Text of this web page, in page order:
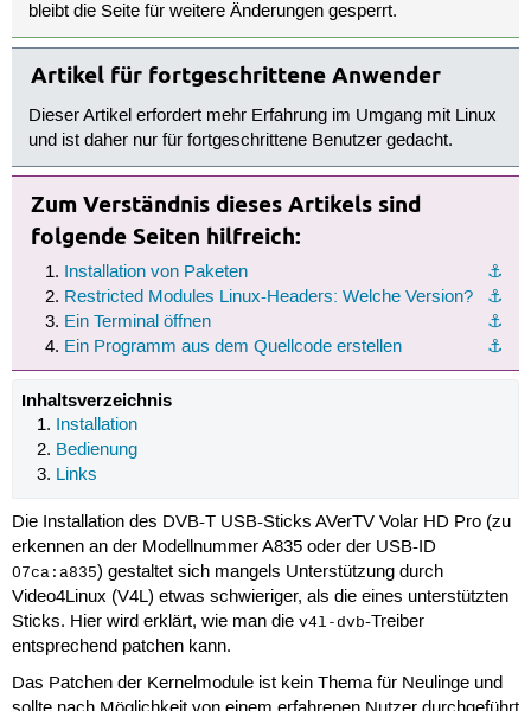
bleibt die Seite für weitere Änderungen gesperrt.
Artikel für fortgeschrittene Anwender
Dieser Artikel erfordert mehr Erfahrung im Umgang mit Linux
und ist daher nur für fortgeschrittene Benutzer gedacht.
Zum Verständnis dieses Artikels sind
folgende Seiten hilfreich:
⚓︎
Installation von Paketen
⚓︎
Restricted Modules Linux-Headers: Welche Version?
⚓︎
Ein Terminal öffnen
⚓︎
Ein Programm aus dem Quellcode erstellen
Inhaltsverzeichnis
Installation
Bedienung
Links
Die Installation des DVB-T USB-Sticks AVerTV Volar HD Pro (zu
erkennen an der Modellnummer A835 oder der USB-ID
07ca:a835) gestaltet sich mangels Unterstützung durch
Video4Linux (V4L) etwas schwieriger, als die eines unterstützten
Sticks. Hier wird erklärt, wie man die v4l-dvb-Treiber
entsprechend patchen kann.
Das Patchen der Kernelmodule ist kein Thema für Neulinge und